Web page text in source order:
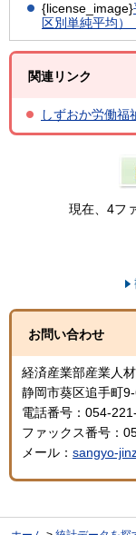
{license_image}
区別単純平均）
関連リンク
しずおか労働福
現在、4フ
お問い合わせ
経済産業部産業人
静岡市葵区追手町
電話番号：054-
ファックス番号：
メール： sangyo-